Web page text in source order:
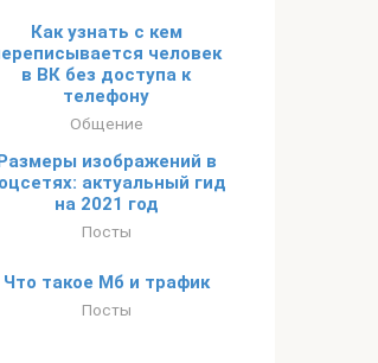
Как узнать с кем
человек
в ВК без доступа к
телефону
Общение
изображений в
актуальный гид
на 2021 год
Посты
Что такое Мб и трафик
Посты